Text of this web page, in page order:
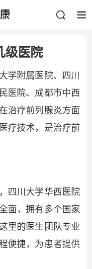
级医院
学附属医院、四川
医院、成都市中西
治疗前列腺炎方面
疗技术，是治疗前
四川大学华西医院
面，拥有多个国家
里的医生团队专业
便捷，为患者提供